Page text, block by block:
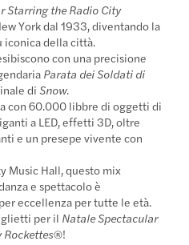
Starring the Radio City
York dal 1933, diventando la
iconica della città.
con una precisione
Parata dei Soldati di
diSnow.
con 60.000 libbre di oggetti di
a LED, effetti 3D, oltre
e un presepe vivente con
Music Hall, questo mix
e spettacolo è
eccellenza per tutte le età.
per il Natale Spectacular
Rockettes®!